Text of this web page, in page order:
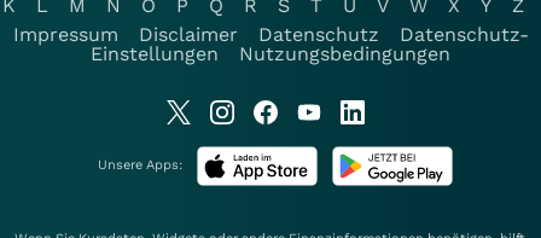
K
L M N O P Q R S T U V W X Y
Z
Impressum
Disclaimer Datenschutz
Datenschutz-
Einstellungen
Nutzungsbedingungen
Unsere Apps: